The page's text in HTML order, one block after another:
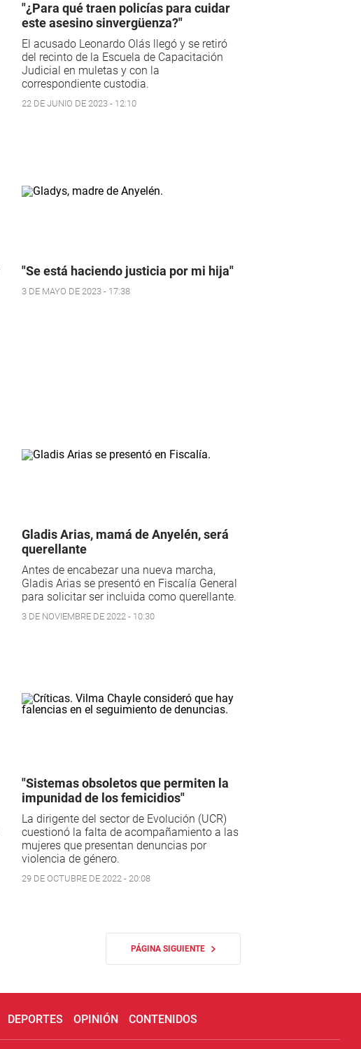
"¿Para qué traen policías para cuidar
este asesino sinvergüenza?"
El acusado Leonardo Olás llegó y se retiró
del recinto de la Escuela de Capacitación
Judicial en muletas y con la
correspondiente custodia.
22 DE JUNIO DE 2023 - 12:10
"Se está haciendo justicia por mi hija"
3 DE MAYO DE 2023 - 17:38
Gladis Arias, mamá de Anyelén, será
querellante
Antes de encabezar una nueva marcha,
Gladis Arias se presentó en Fiscalía General
para solicitar ser incluida como querellante.
3 DE NOVIEMBRE DE 2022 - 10:30
"Sistemas obsoletos que permiten la
impunidad de los femicidios"
La dirigente del sector de Evolución (UCR)
cuestionó la falta de acompañamiento a las
mujeres que presentan denuncias por
violencia de género.
29 DE OCTUBRE DE 2022 - 20:08
PÁGINA SIGUIENTE
DEPORTES OPINIÓN CONTENIDOS